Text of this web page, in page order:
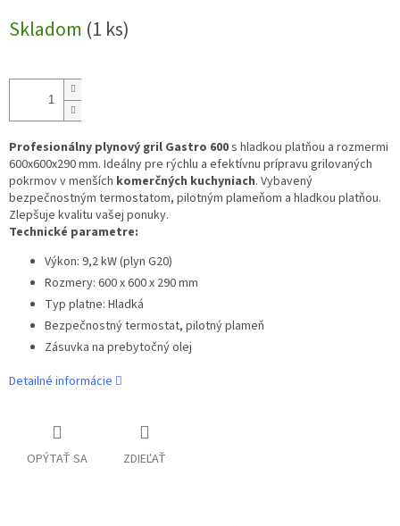
cena:
Skladom (1 ks)
Profesionálny plynový gril Gastro 600s hladkou platňou a rozmermi
600x600x290 mm. Ideálny pre rýchlu a efektívnu prípravu grilovaných
pokrmov v menších komerčných kuchyniach. Vybavený
bezpečnostným termostatom, pilotným plameňom a hladkou platňou.
Zlepšuje kvalitu vašej ponuky.
Technické parametre:
Výkon: 9,2 kW (plyn G20)
Rozmery: 600 x 600 x 290 mm
Typ platne: Hladká
Bezpečnostný termostat, pilotný plameň
Zásuvka na prebytočný olej
Detailné informácie
OPÝTAŤ SA ZDIEĽAŤ